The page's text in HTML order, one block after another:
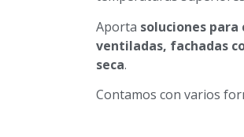
Aporta soluciones
ventiladas, fachadas
seca.
Contamos con varios